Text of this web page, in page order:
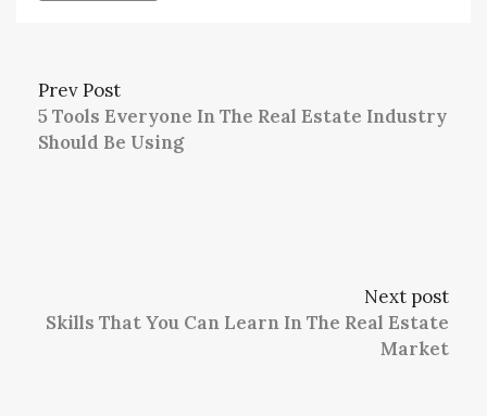
Prev Post
5 Tools Everyone In The Real Estate Industry
Should Be Using
Next post
Skills That You Can Learn In The Real Estate
Market